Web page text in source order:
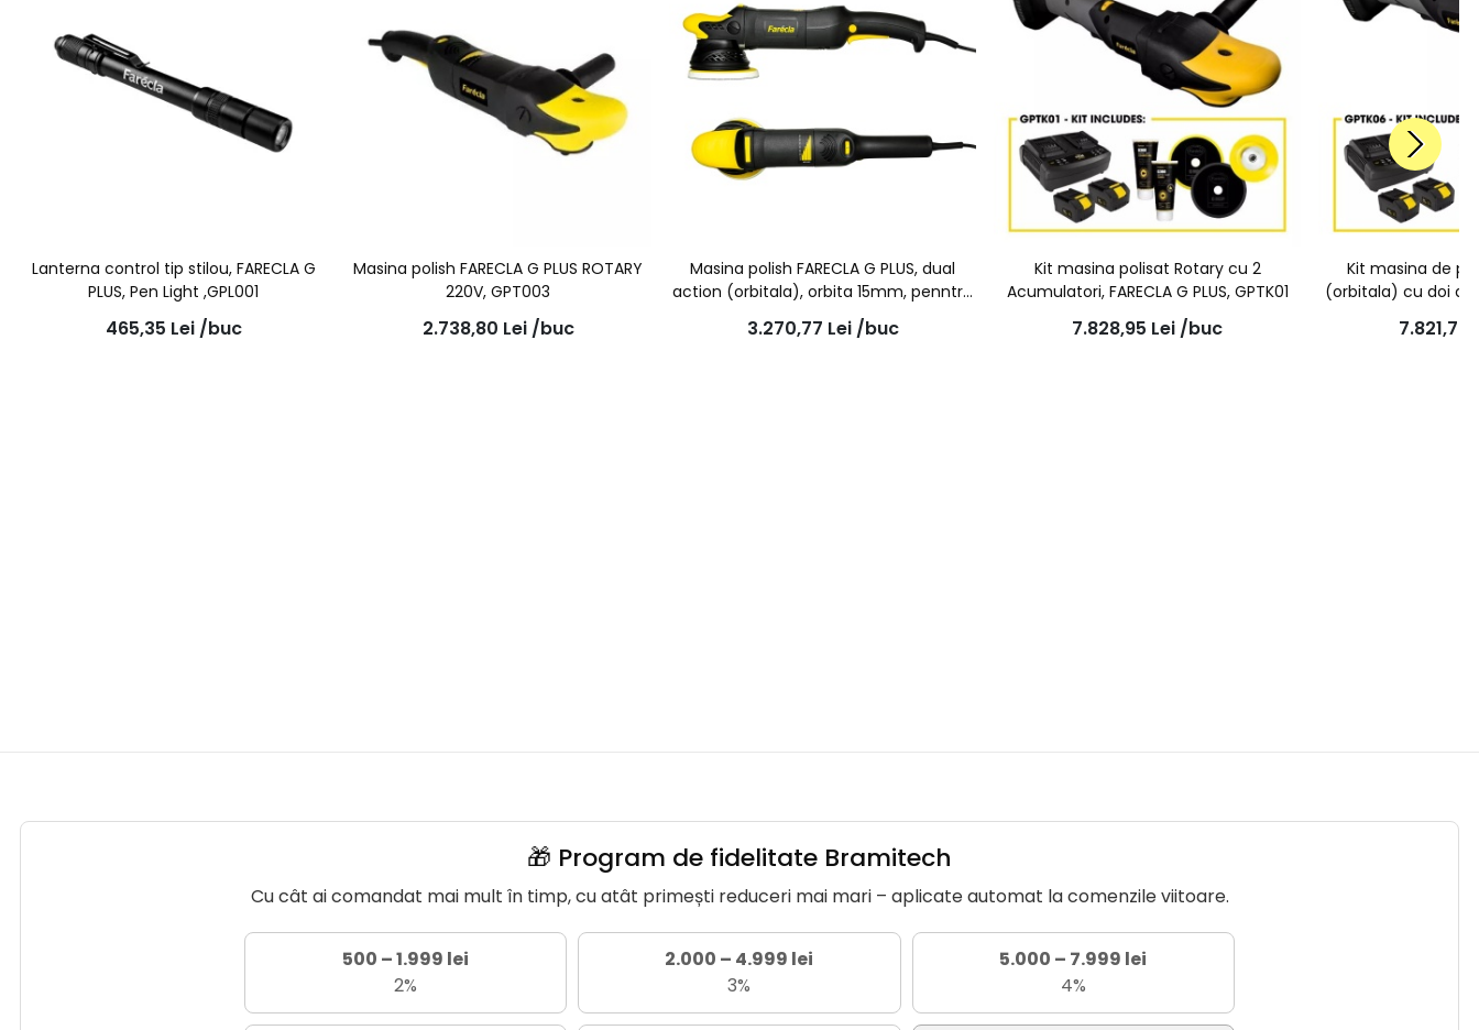
Lanterna control tip stilou, FARECLA G
PLUS, Pen Light ,GPL001
465,35 Lei /buc
Masina polish FARECLA G PLUS ROTARY
220V, GPT003
2.738,80 Lei /buc
Masina polish FARECLA G PLUS, dual
action (orbitala), orbita 15mm, penntru
pad 150mm, GPT202
3.270,77 Lei /buc
Kit masina polisat Rotary cu 2
Acumulatori, FARECLA G PLUS, GPTK01
7.828,95 Lei /buc
Kit masina de
(orbitala) cu doi
7.821,77
🎁 Program de fidelitate Bramitech
Cu cât ai comandat mai mult în timp, cu atât primești reduceri mai mari – aplicate automat la comenzile viitoare.
500 – 1.999 lei
2%
2.000 – 4.999 lei
3%
5.000 – 7.999 lei
4%